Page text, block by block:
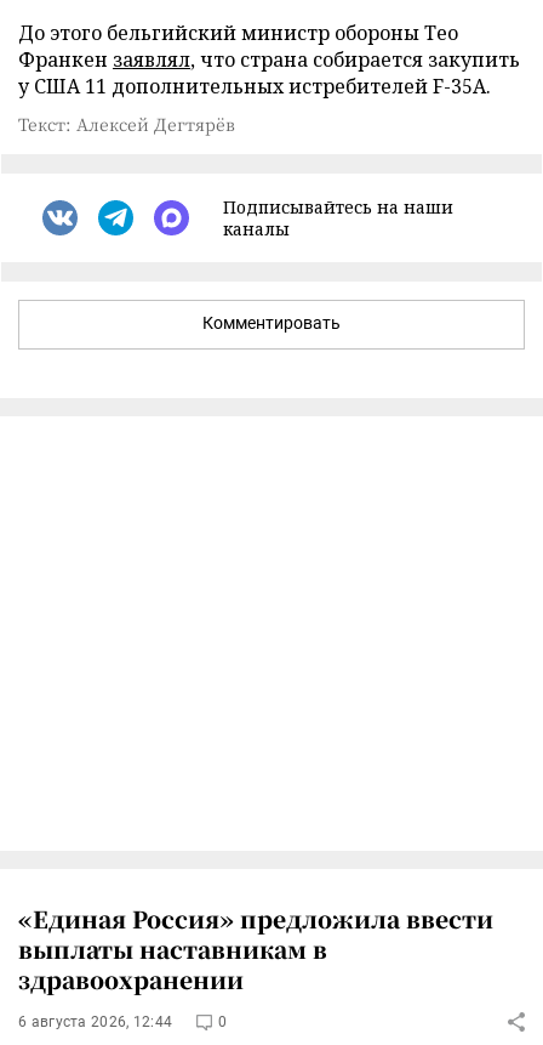
До этого бельгийский министр обороны Тео
Франкен заявлял, что страна собирается закупить
у США 11 дополнительных истребителей F-35A.
Текст: Алексей Дегтярёв
Подписывайтесь на наши
каналы
Комментировать
«Единая Россия» предложила ввести
выплаты наставникам в
здравоохранении
6 августа 2026, 12:44 0